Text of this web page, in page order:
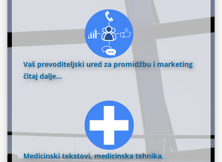
Vaš prevoditeljski ured za promidžbu i marketing
čitaj dalje...
Medicinski tekstovi, medicinska tehnika,